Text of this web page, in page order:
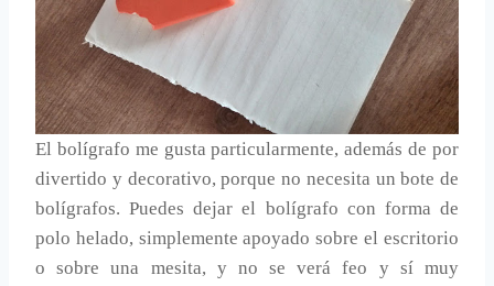
El bolígrafo me gusta particularmente, además de por
divertido y decorativo, porque no necesita un bote de
bolígrafos. Puedes dejar el bolígrafo con forma de
polo helado, simplemente apoyado sobre el escritorio
o sobre una mesita, y no se verá feo y sí muy